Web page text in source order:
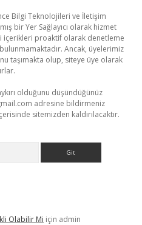
Bilgi Teknolojileri ve İletişim
bir Yer Sağlayıcı olarak hizmet
içerikleri proaktif olarak denetleme
Ancak, üyelerimiz
taşımakta olup, siteye üye olarak
olduğunu düşündüğünüz
adresine bildirmeniz
sitemizden kaldırılacaktır.
Olabilir Mi için admin